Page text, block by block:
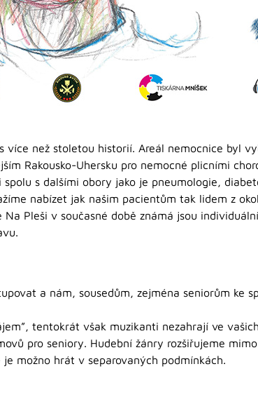
více než stoletou historií. Areál nemocnice byl
Rakousko-Uhersku pro nemocné plicními
s dalšími obory jako je pneumologie,
nabízet jak našim pacientům tak lidem z
Pleši v současné době známá jsou
a nám, sousedům, zejména seniorům ke
tentokrát však muzikanti nezahrají ve
pro seniory. Hudební žánry rozšiřujeme
možno hrát v separovaných podmínkách.